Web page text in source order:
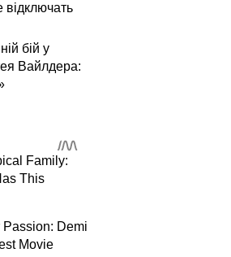
відключать
бій у
Вайлдера:
Family:
This
Demi
Movie